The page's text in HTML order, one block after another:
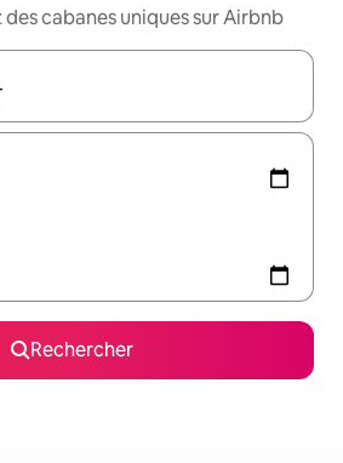
cabanes uniques sur Airbnb
s'affichent, utilisez les flèches vers le
Rechercher